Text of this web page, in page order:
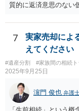
質的に返済意思のない
法として考えられるも
産を信託口に移し、
・生存中はあなたの
体へ と使途を厳格に
与を大きく排除できま
に残し、余剰資金で受
相続財産とは別枠で
因贈与 「介護・見守
不履行なら無効にで
7
実家売却によ
えてください
#遺産分割 #家族間の相続
2025年9月25日
濵門 俊也 弁護
「生前相続」という